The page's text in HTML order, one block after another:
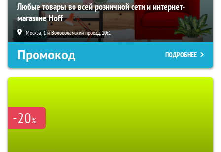
Любые товары во всей розничной сети и интернет-
магазине Hoff
Москва, 1-й Волоколамский проезд, 10с1
Промокод ПОДРОБНЕЕ
-20%